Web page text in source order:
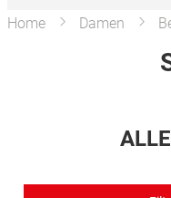
Home Damen